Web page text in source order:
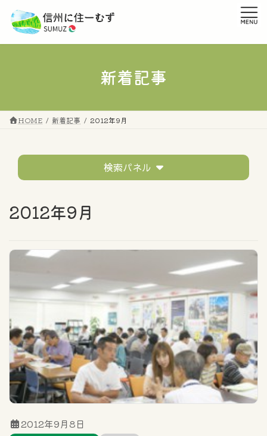
ン
プ
ー
動
新着記事
HOME 新着記事 2012年9月
テーマ
すべてのタグ
移住者の声 イベントレポート
住まい探しのポイント
エリア
カテゴリー一覧 全域
北信エリア 東信エリア
検索パネル
2012年9月
2012年9月8日